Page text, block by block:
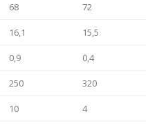
68 72
16,1 15,5
0,9 0,4
250 320
10 4